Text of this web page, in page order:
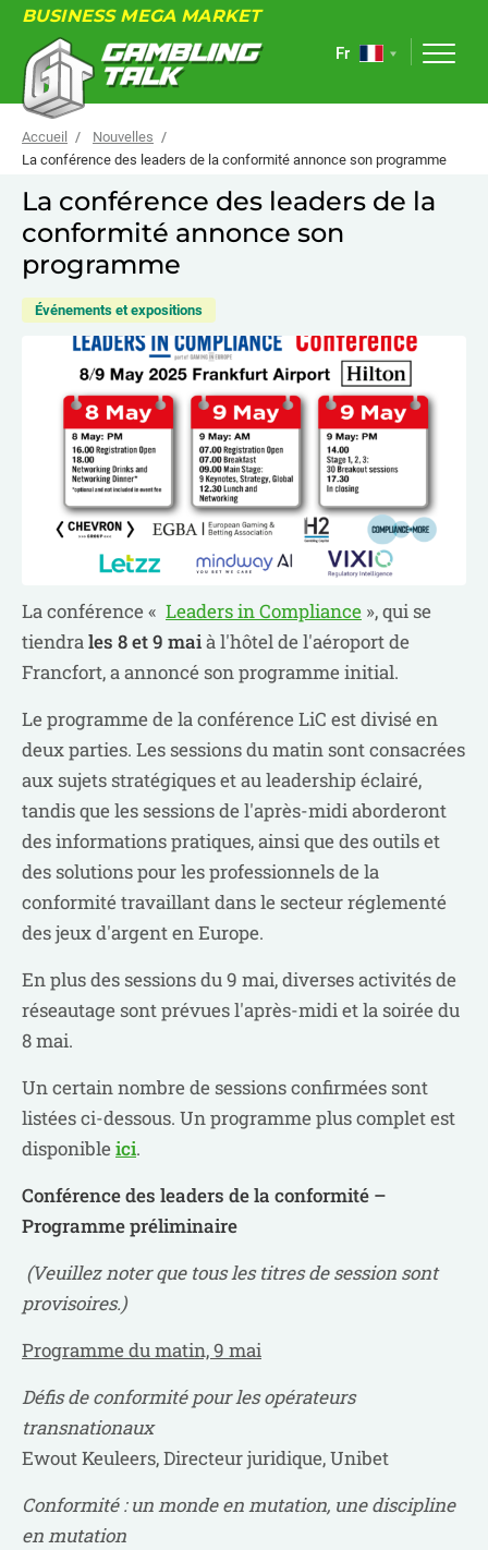
BUSINESS MEGA MARKET
À PROPOS
FORUM
NOUVELLES
LIENS UTILES
ÉVÉNEMENTS
Fr
Accueil
Nouvelles
La conférence des leaders de la conformité annonce son programme
La conférence des leaders de la
conformité annonce son
programme
Événements et expositions
La conférence « Leaders in Compliance », qui se
tiendrales 8 et 9 maià l'hôtel de l'aéroport de
Francfort, a annoncé son programme initial.
Le programme de la conférence LiC est divisé en
deux parties. Les sessions du matin sont consacrées
aux sujets stratégiques et au leadership éclairé,
tandis que les sessions de l'après-midi aborderont
des informations pratiques, ainsi que des outils et
des solutions pour les professionnels de la
conformité travaillant dans le secteur réglementé
des jeux d'argent en Europe.
En plus des sessions du 9 mai, diverses activités de
réseautage sont prévues l'après-midi et la soirée du
8 mai.
Un certain nombre de sessions confirmées sont
listées ci-dessous. Un programme plus complet est
disponible ici.
Conférence des leaders de la conformité –
Programme préliminaire
(Veuillez noter que tous les titres de session sont
provisoires.)
Programme du matin, 9 mai
Défis de conformité pour les opérateurs
transnationaux
Ewout Keuleers, Directeur juridique, Unibet
Conformité : un monde en mutation, une discipline
en mutation